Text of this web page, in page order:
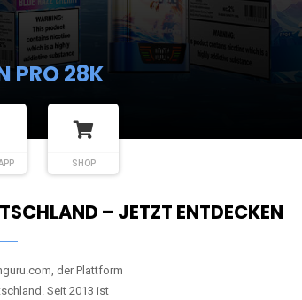
PRO 28K
SHOP
– JETZT ENTDECKEN
der Plattform
Seit 2013 ist